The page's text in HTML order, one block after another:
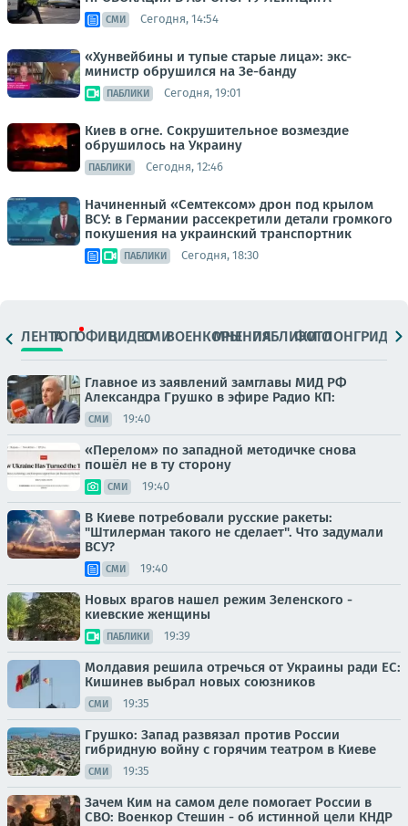
СМИ Сегодня, 14:54
«Хунвейбины и тупые старые лица»: экс-
министр обрушился на Зе-банду
ПАБЛИКИ Сегодня, 19:01
Киев в огне. Сокрушительное возмездие
обрушилось на Украину
ПАБЛИКИ Сегодня, 12:46
Начиненный «Семтексом» дрон под крылом
ВСУ: в Германии рассекретили детали громкого
покушения на украинский транспортник
ПАБЛИКИ Сегодня, 18:30
ЛЕНТАТОПОФИЦ.ВИДЕОСМИВОЕНКОРЫМНЕНИЯПАБЛИКИ
ФОТОЛОНГРИДЫ
Главное из заявлений замглавы МИД РФ
Александра Грушко в эфире Радио КП:
СМИ 19:40
«Перелом» по западной методичке снова
пошёл не в ту сторону
СМИ 19:40
В Киеве потребовали русские ракеты:
"Штилерман такого не сделает". Что задумали
ВСУ?
СМИ 19:40
Новых врагов нашел режим Зеленского -
киевские женщины
ПАБЛИКИ 19:39
Молдавия решила отречься от Украины ради ЕС:
Кишинев выбрал новых союзников
СМИ 19:35
Грушко: Запад развязал против России
гибридную войну с горячим театром в Киеве
СМИ 19:35
Зачем Ким на самом деле помогает России в
СВО: Военкор Стешин - об истинной цели КНДР